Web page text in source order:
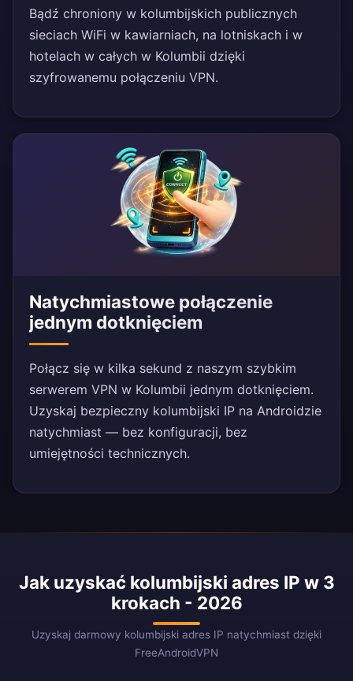
Bądź chroniony w kolumbijskich publicznych
sieciach WiFi w kawiarniach, na lotniskach i w
hotelach w całych w Kolumbii dzięki
szyfrowanemu połączeniu VPN.
Natychmiastowe połączenie
jednym dotknięciem
Połącz się w kilka sekund z naszym szybkim
serwerem VPN w Kolumbii jednym dotknięciem.
Uzyskaj bezpieczny kolumbijski IP na Androidzie
natychmiast — bez konfiguracji, bez
umiejętności technicznych.
Jak uzyskać kolumbijski adres IP w 3
krokach - 2026
Uzyskaj darmowy kolumbijski adres IP natychmiast dzięki
FreeAndroidVPN